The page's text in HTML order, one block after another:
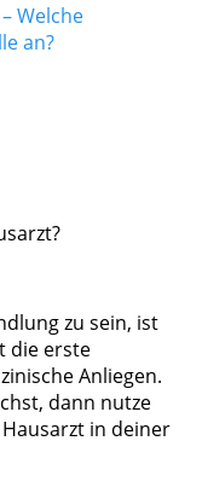
Welche
an?
zu sein, ist
die erste
Anliegen.
dann nutze
in deiner